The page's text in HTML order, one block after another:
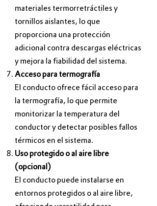
materiales termorretráctiles y
tornillos aislantes, lo que
proporciona una protección
adicional contra descargas eléctricas
y mejora la fiabilidad del sistema.
Acceso para termografía
El conducto ofrece fácil acceso para
la termografía, lo que permite
monitorizar la temperatura del
conductor y detectar posibles fallos
térmicos en el sistema.
Uso protegido o al aire libre
(opcional)
El conducto puede instalarse en
entornos protegidos o al aire libre,